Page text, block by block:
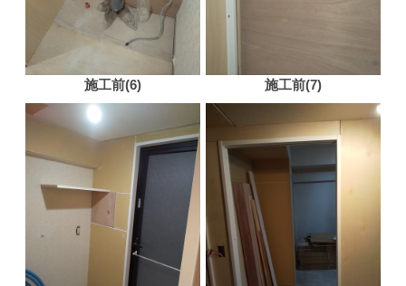
施工前(6) 施工前(7)